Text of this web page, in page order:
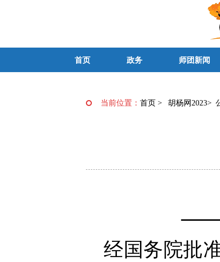
首页 政务 师团新闻
当前位置： 首页 > 胡杨网2023>
——
经国务院批